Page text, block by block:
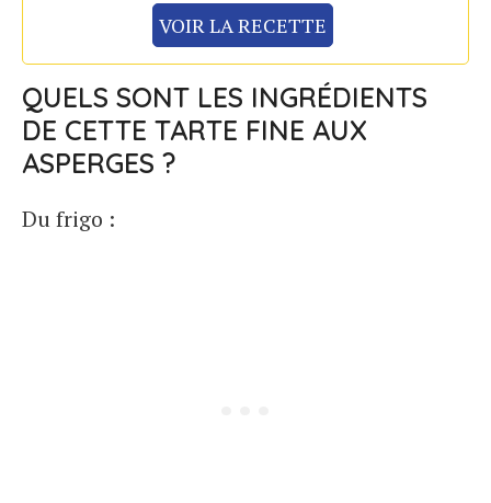
VOIR LA RECETTE
QUELS SONT LES INGRÉDIENTS
DE CETTE TARTE FINE AUX
ASPERGES ?
Du frigo :